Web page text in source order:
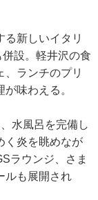
新しいイタリ
設。軽井沢の食
ランチのプリ
味わえる。
水風呂を完備し
く炎を眺めなが
ラウンジ、さま
ルも展開され